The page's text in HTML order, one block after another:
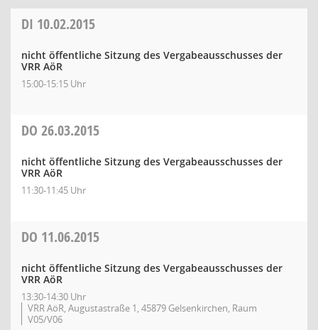
DI 10.02.2015
nicht öffentliche Sitzung des Vergabeausschusses der
VRR AöR
15:00-15:15 Uhr
DO 26.03.2015
nicht öffentliche Sitzung des Vergabeausschusses der
VRR AöR
11:30-11:45 Uhr
DO 11.06.2015
nicht öffentliche Sitzung des Vergabeausschusses der
VRR AöR
13:30-14:30 Uhr
VRR AöR, Augustastraße 1, 45879 Gelsenkirchen, Raum
V05/V06